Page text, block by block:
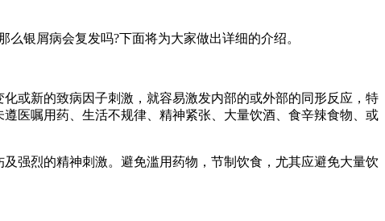
银屑病会复发吗?下面将为大家做出详细的介绍。
或新的致病因子刺激，就容易激发内部的或外部的同形反应，特
医嘱用药、生活不规律、精神紧张、大量饮酒、食辛辣食物、或
强烈的精神刺激。避免滥用药物，节制饮食，尤其应避免大量饮